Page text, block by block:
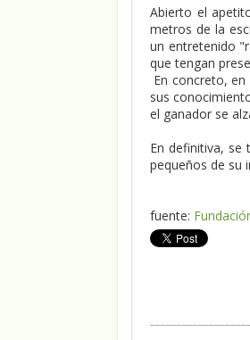
Abierto el
metros de la
un entretenido
que tengan
En concreto,
sus
el ganador se
En definitiva,
pequeños de su
fuente: